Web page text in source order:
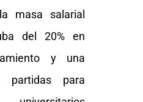
masa salarial
del 20% en
y una
partidas para